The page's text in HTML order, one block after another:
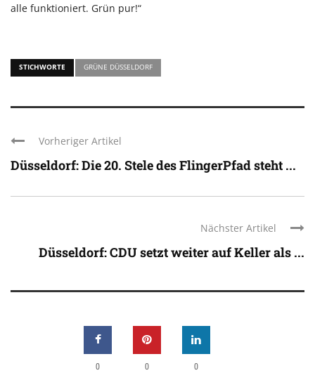
alle funktioniert. Grün pur!“
STICHWORTE GRÜNE DÜSSELDORF
Vorheriger Artikel
Düsseldorf: Die 20. Stele des FlingerPfad steht ...
Nächster Artikel
Düsseldorf: CDU setzt weiter auf Keller als ...
0 0 0